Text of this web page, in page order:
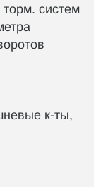
систем
к-ты,